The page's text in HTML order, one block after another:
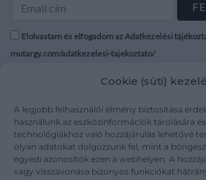
Cookie (süti)
A legjobb felhasználói élmény biztosítása
használunk az eszközinformációk tárolására
technológiákhoz való hozzájárulás lehetővé
olyan adatokat dolgozzunk fel, mint a
egyedi azonosítók ezen a webhelyen. A
vagy visszavonása bizonyos funkciókat
Elolvastam és elfogadom az Adatkezelési
mutargy.com/adatkezelesi-tajekoztato/
Médiaajánlat
Karrier
Kapcsolat
Áraink
ÁSZF